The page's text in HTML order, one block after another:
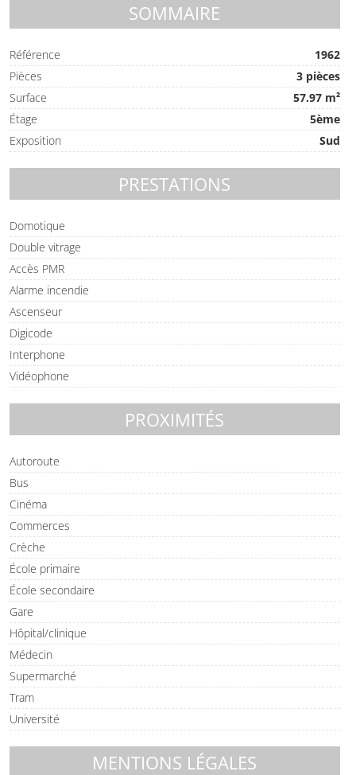
SOMMAIRE
Référence
1962
Pièces
3 pièces
Surface
57.97 m²
Étage
5ème
Exposition
Sud
PRESTATIONS
Domotique
Double vitrage
Accès PMR
Alarme incendie
Ascenseur
Digicode
Interphone
Vidéophone
PROXIMITÉS
Autoroute
Bus
Cinéma
Commerces
Crèche
École primaire
École secondaire
Gare
Hôpital/clinique
Médecin
Supermarché
Tram
Université
MENTIONS LÉGALES